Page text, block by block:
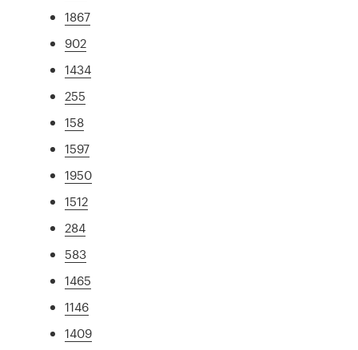
1867
902
1434
255
158
1597
1950
1512
284
583
1465
1146
1409